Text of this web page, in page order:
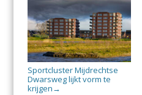
Sportcluster Mijdrechtse
Dwarsweg lijkt vorm te
krijgen →